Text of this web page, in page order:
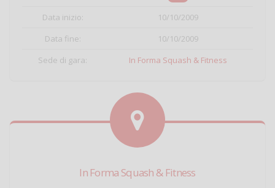
Data inizio:
10/10/2009
Data fine:
10/10/2009
Sede di gara:
In Forma Squash & Fitness
In Forma Squash & Fitness